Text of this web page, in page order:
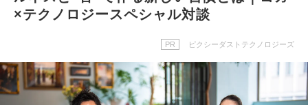
×テクノロジースペシャル対談
PR ピクシーダストテクノロジーズ